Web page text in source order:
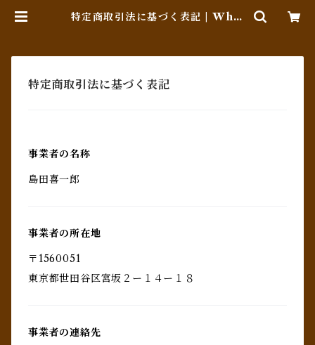
特定商取引法に基づく表記 | Whis
特定商取引法に基づく表記
事業者の名称
島田喜一郎
事業者の所在地
〒1560051
東京都世田谷区宮坂２ー１４ー１８
事業者の連絡先